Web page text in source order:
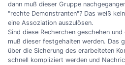
dann muß dieser Gruppe
"rechte Demonstranten"? Das weiß
eine Assoziation auszulösen.
Sind diese Recherchen geschehen
muß dieser festgehalten werden. Das
über die Sicherung des erarbeiteten
schnell kompliziert werden und